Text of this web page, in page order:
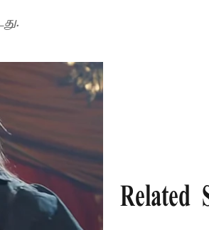
Related